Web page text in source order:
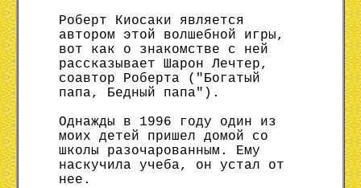
Роберт Киосаки является
автором этой волшебной игры,
вот как о знакомстве с ней
рассказывает Шарон Лечтер,
соавтор Роберта ("Богатый
папа, Бедный папа").
Однажды в 1996 году один из
моих детей пришел домой со
школы разочарованным. Ему
наскучила учеба, он устал от
нее.